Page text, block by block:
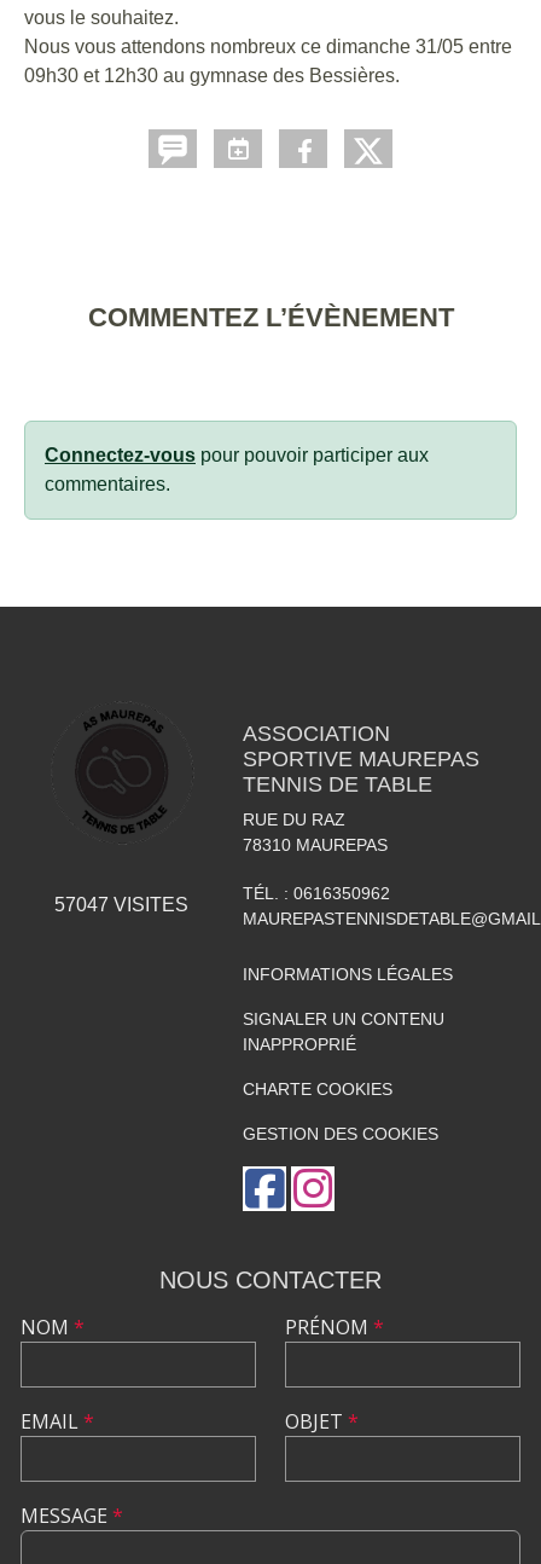
vous le souhaitez.
Nous vous attendons nombreux ce dimanche 31/05 entre
09h30 et 12h30 au gymnase des Bessières.
COMMENTEZ L’ÉVÈNEMENT
Connectez-vous pour pouvoir participer aux
commentaires.
57047 VISITES
ASSOCIATION
SPORTIVE MAUREPAS
TENNIS DE TABLE
RUE DU RAZ
78310 MAUREPAS
TÉL. : 0616350962
INFORMATIONS LÉGALES
SIGNALER UN CONTENU
INAPPROPRIÉ
CHARTE COOKIES
GESTION DES COOKIES
NOUS CONTACTER
NOM *
EMAIL*
PRÉNOM *
OBJET *
MESSAGE *